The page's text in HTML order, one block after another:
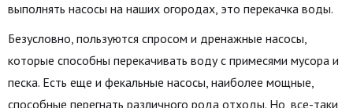
выполнять насосы на наших огородах, это перекачка воды.
Безусловно, пользуются спросом и дренажные насосы,
которые способны перекачивать воду с примесями мусора и
песка. Есть еще и фекальные насосы, наиболее мощные,
способные перегнать различного рода отходы. Но, все-таки,